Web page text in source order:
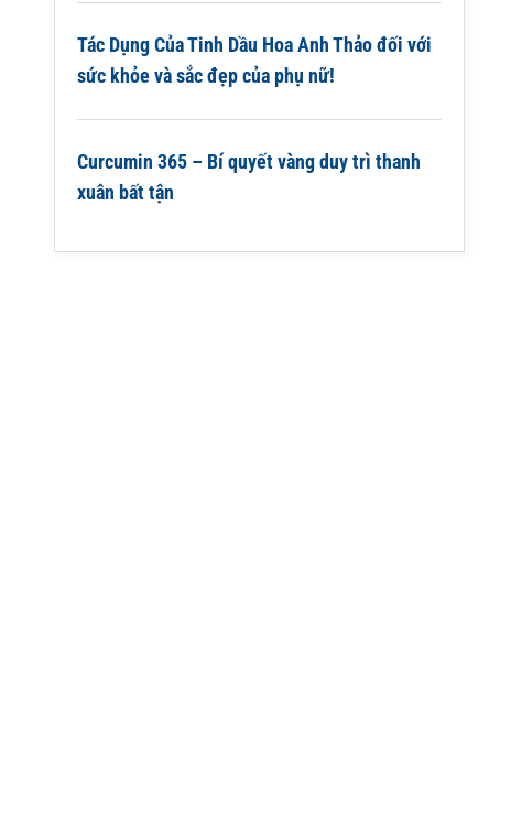
Tác Dụng Của Tinh Dầu Hoa Anh Thảo đối với
sức khỏe và sắc đẹp của phụ nữ!
Curcumin 365 – Bí quyết vàng duy trì thanh
xuân bất tận